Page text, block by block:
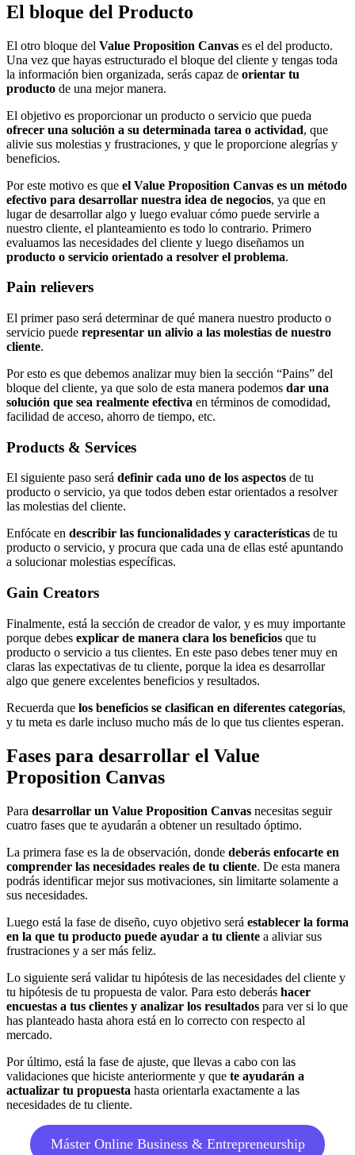
El bloque del Producto
El otro bloque del Value Proposition Canvas es el del producto.
Una vez que hayas estructurado el bloque del cliente y tengas toda
la información bien organizada, serás capaz de orientar tu
producto de una mejor manera.
El objetivo es proporcionar un producto o servicio que pueda
ofrecer una solución a su determinada tarea o actividad, que
alivie sus molestias y frustraciones, y que le proporcione alegrías y
beneficios.
Por este motivo es que el Value Proposition Canvas es un método
efectivo para desarrollar nuestra idea de negocios, ya que en
lugar de desarrollar algo y luego evaluar cómo puede servirle a
nuestro cliente, el planteamiento es todo lo contrario. Primero
evaluamos las necesidades del cliente y luego diseñamos un
producto o servicio orientado a resolver el problema.
Pain relievers
El primer paso será determinar de qué manera nuestro producto o
servicio puede representar un alivio a las molestias de nuestro
cliente.
Por esto es que debemos analizar muy bien la sección “Pains” del
bloque del cliente, ya que solo de esta manera podemos dar una
solución que sea realmente efectiva en términos de comodidad,
facilidad de acceso, ahorro de tiempo, etc.
Products & Services
El siguiente paso será definir cada uno de los aspectos de tu
producto o servicio, ya que todos deben estar orientados a resolver
las molestias del cliente.
Enfócate en describir las funcionalidades y características de tu
producto o servicio, y procura que cada una de ellas esté apuntando
a solucionar molestias específicas.
Gain Creators
Finalmente, está la sección de creador de valor, y es muy importante
porque debes explicar de manera clara los beneficios que tu
producto o servicio a tus clientes. En este paso debes tener muy en
claras las expectativas de tu cliente, porque la idea es desarrollar
algo que genere excelentes beneficios y resultados.
Recuerda que los beneficios se clasifican en diferentes categorías,
y tu meta es darle incluso mucho más de lo que tus clientes esperan.
Fases para desarrollar el Value
Proposition Canvas
Para desarrollar un Value Proposition Canvas necesitas seguir
cuatro fases que te ayudarán a obtener un resultado óptimo.
La primera fase es la de observación, donde deberás enfocarte en
comprender las necesidades reales de tu cliente. De esta manera
podrás identificar mejor sus motivaciones, sin limitarte solamente a
sus necesidades.
Luego está la fase de diseño, cuyo objetivo será establecer la forma
en la que tu producto puede ayudar a tu cliente a aliviar sus
frustraciones y a ser más feliz.
Lo siguiente será validar tu hipótesis de las necesidades del cliente y
tu hipótesis de tu propuesta de valor. Para esto deberás hacer
encuestas a tus clientes y analizar los resultados para ver si lo que
has planteado hasta ahora está en lo correcto con respecto al
mercado.
Por último, está la fase de ajuste, que llevas a cabo con las
validaciones que hiciste anteriormente y que te ayudarán a
actualizar tu propuesta hasta orientarla exactamente a las
necesidades de tu cliente.
Máster Online Business & Entrepreneurship